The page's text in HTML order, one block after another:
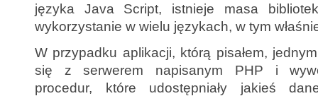
języka Java Script, istnieje masa
wykorzystanie w wielu językach, w tym
W przypadku aplikacji, którą pisałem,
się z serwerem napisanym PHP i
procedur, które udostępniały jakieś